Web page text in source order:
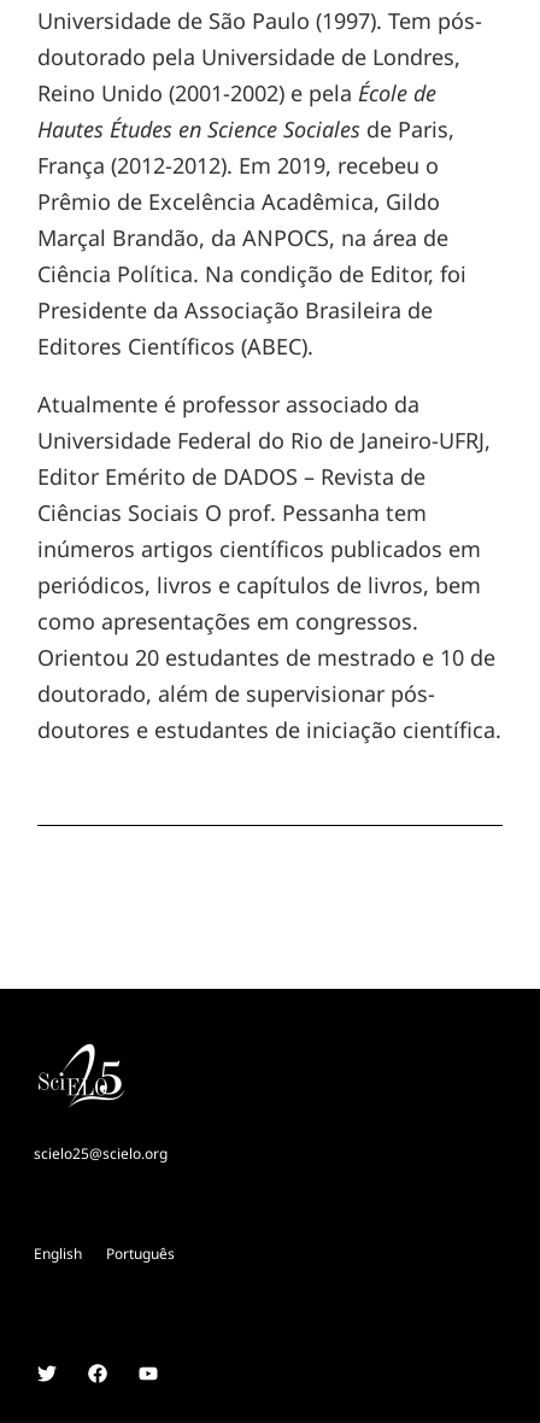
Universidade de São Paulo (1997). Tem pós-
doutorado pela Universidade de Londres,
Reino Unido (2001-2002) e pelaÉcole de
Hautes Études en Science Sociales de Paris,
França (2012-2012). Em 2019, recebeu o
Prêmio de Excelência Acadêmica, Gildo
Marçal Brandão, da ANPOCS, na área de
Ciência Política. Na condição de Editor, foi
Presidente da Associação Brasileira de
Editores Científicos (ABEC).
Atualmente é professor associado da
Universidade Federal do Rio de Janeiro-UFRJ,
Editor Emérito de DADOS – Revista de
Ciências Sociais O prof. Pessanha tem
inúmeros artigos científicos publicados em
periódicos, livros e capítulos de livros, bem
como apresentações em congressos.
Orientou 20 estudantes de mestrado e 10 de
doutorado, além de supervisionar pós-
doutores e estudantes de iniciação científica.
scielo25@scielo.org
English Português